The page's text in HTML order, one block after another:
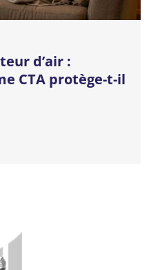
d’air :
CTA protège-t-il